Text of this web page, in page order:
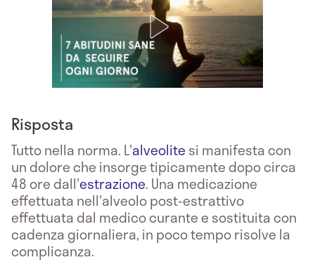
Risposta
Tutto nella norma. L'alveolite si manifesta con
un dolore che insorge tipicamente dopo circa
48 ore dall'estrazione. Una medicazione
effettuata nell'alveolo post-estrattivo
effettuata dal medico curante e sostituita con
cadenza giornaliera, in poco tempo risolve la
complicanza.